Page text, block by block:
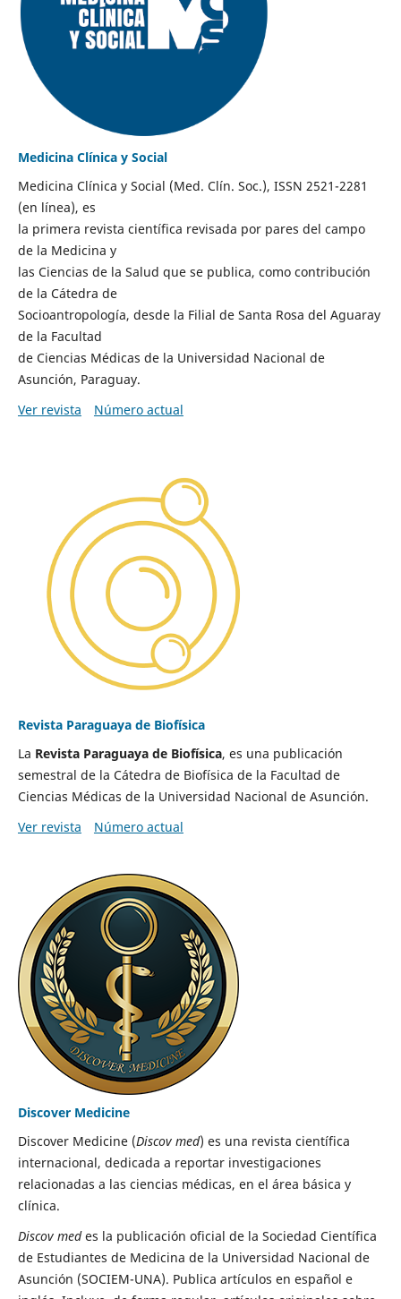
Medicina Clínica y Social
Medicina Clínica y Social (Med. Clín. Soc.), ISSN 2521-2281
(en línea), es
la primera revista científica revisada por pares del campo
de la Medicina y
las Ciencias de la Salud que se publica, como contribución
de la Cátedra de
Socioantropología, desde la Filial de Santa Rosa del Aguaray
de la Facultad
de Ciencias Médicas de la Universidad Nacional de
Asunción, Paraguay.
Ver revista
Número actual
Revista Paraguaya de Biofísica
La Revista Paraguaya de Biofísica, es una publicación
semestral de la Cátedra de Biofísica de la Facultad de
Ciencias Médicas de la Universidad Nacional de Asunción.
Ver revista
Número actual
Discover Medicine
Discover Medicine (Discov med) es una revista científica
internacional, dedicada a reportar investigaciones
relacionadas a las ciencias médicas, en el área básica y
clínica.
Discov medes la publicación oficial de la Sociedad Científica
de Estudiantes de Medicina de la Universidad Nacional de
Asunción (SOCIEM-UNA). Publica artículos en español e